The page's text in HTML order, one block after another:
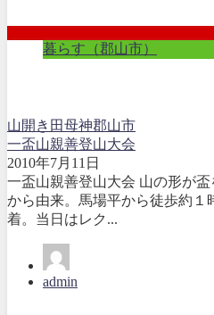
暮らす（郡山市）
山開き 田母神郡山市
一盃山親善登山大会
2010年7月11日
一盃山親善登山大会 山の形が
から由来。馬場平から徒歩約１
着。当日はレク...
admin